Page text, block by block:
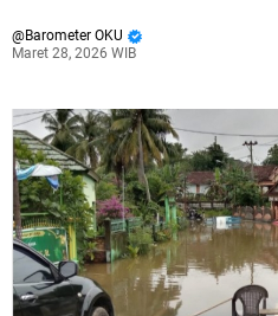
Barometer OKU
Maret 28, 2026 WIB